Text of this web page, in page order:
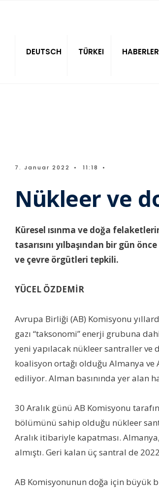
DEUTSCH TÜRKEI HABERLER
7. Januar 2022 • 11:18 •
Nükleer ve
Küresel ısınma ve doğa
tasarısını yılbaşından bir gün
ve çevre örgütleri tepkili.
YÜCEL ÖZDEMİR
Avrupa Birliği (AB) Komisyonu
gazı “taksonomi” enerji grubuna
yeni yapılacak nükleer santraller ve
koalisyon ortağı olduğu Almanya ve
ediliyor. Alman basınında yer alan
30 Aralık günü AB Komisyonu
bölümünü sahip olduğu nükleer
Aralık itibariyle kapatması.
almıştı. Geri kalan üç santral de
AB Komisyonunun doğa için büyük